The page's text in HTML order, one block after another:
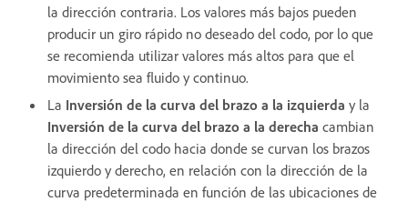
la dirección contraria. Los valores más bajos pueden
producir un giro rápido no deseado del codo, por lo que
se recomienda utilizar valores más altos para que el
movimiento sea fluido y continuo.
La Inversión de la curva del brazo a la izquierda y la
Inversión de la curva del brazo a la derecha cambian
la dirección del codo hacia donde se curvan los brazos
izquierdo y derecho, en relación con la dirección de la
curva predeterminada en función de las ubicaciones de